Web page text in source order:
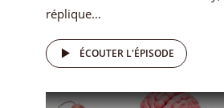
réplique...
ÉCOUTER L'ÉPISODE